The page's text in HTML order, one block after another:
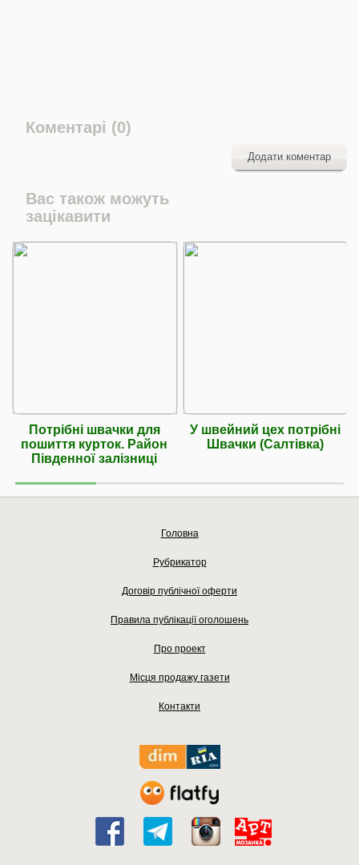
Коментарі (0)
Додати коментар
Вас також можуть
зацікавити
Потрібні швачки для
пошиття курток. Район
Південної залізниці
У швейний цех потрібні
Швачки (Салтівка)
Головна
Рубрикатор
Договір публічної оферти
Правила публікації оголошень
Про проект
Місця продажу газети
Контакти